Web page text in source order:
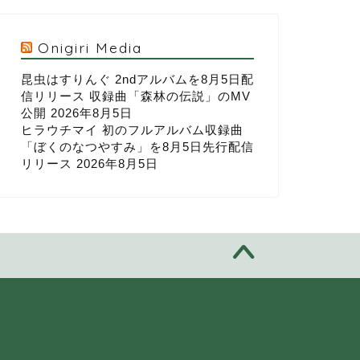
Onigiri Media
昆虫はすりんぐ 2ndアルバムを8月5日配
信リリース 収録曲「森林の伝説」のMV
公開 2026年8月5日
ヒラウチマイ 初のフルアルバム収録曲
「ぼくのなつやすみ」を8月5日先行配信
リリース 2026年8月5日